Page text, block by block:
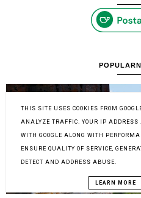
THIS SITE USES COOKIES FROM
ANALYZE TRAFFIC. YOUR IP
WITH GOOGLE ALONG WITH
ENSURE QUALITY OF SERVICE,
DETECT AND ADDRESS ABUSE.
LEARN MORE